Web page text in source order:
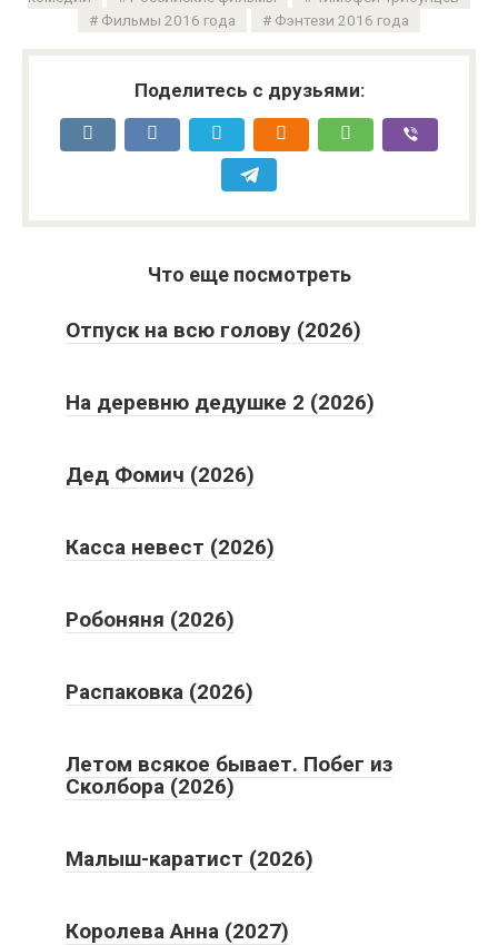
Фильмы 2016 года
Фэнтези 2016 года
Поделитесь с друзьями:
Что еще посмотреть
Отпуск на всю голову (2026)
На деревню дедушке 2 (2026)
Дед Фомич (2026)
Касса невест (2026)
Робоняня (2026)
Распаковка (2026)
Летом всякое бывает. Побег из
Сколбора (2026)
Малыш-каратист (2026)
Королева Анна (2027)